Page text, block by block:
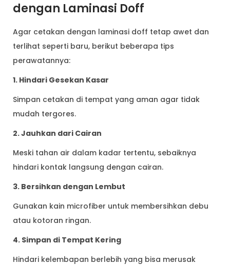
dengan Laminasi Doff
Agar cetakan dengan laminasi doff tetap awet dan
terlihat seperti baru, berikut beberapa tips
perawatannya:
1. Hindari Gesekan Kasar
Simpan cetakan di tempat yang aman agar tidak
mudah tergores.
2. Jauhkan dari Cairan
Meski tahan air dalam kadar tertentu, sebaiknya
hindari kontak langsung dengan cairan.
3. Bersihkan dengan Lembut
Gunakan kain microfiber untuk membersihkan debu
atau kotoran ringan.
4. Simpan di Tempat Kering
Hindari kelembapan berlebih yang bisa merusak